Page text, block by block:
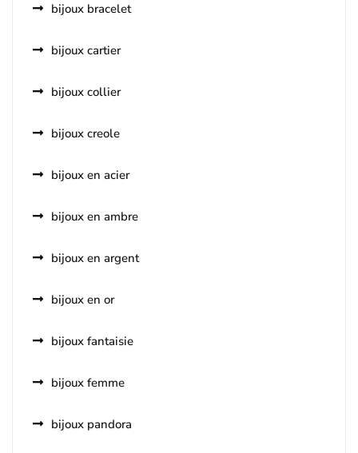
bijoux bracelet
bijoux cartier
bijoux collier
bijoux creole
bijoux en acier
bijoux en ambre
bijoux en argent
bijoux en or
bijoux fantaisie
bijoux femme
bijoux pandora